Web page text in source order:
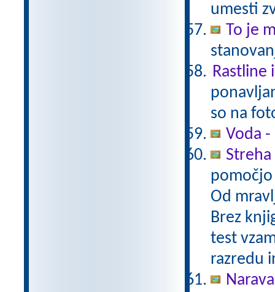
umesti
To je
Rastline
so na
Voda
Od
Brez
test
razredu
Narava